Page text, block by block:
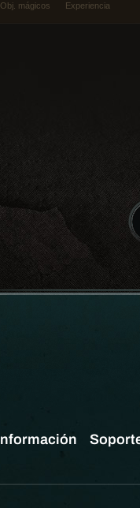
Obj. mágicos Experiencia